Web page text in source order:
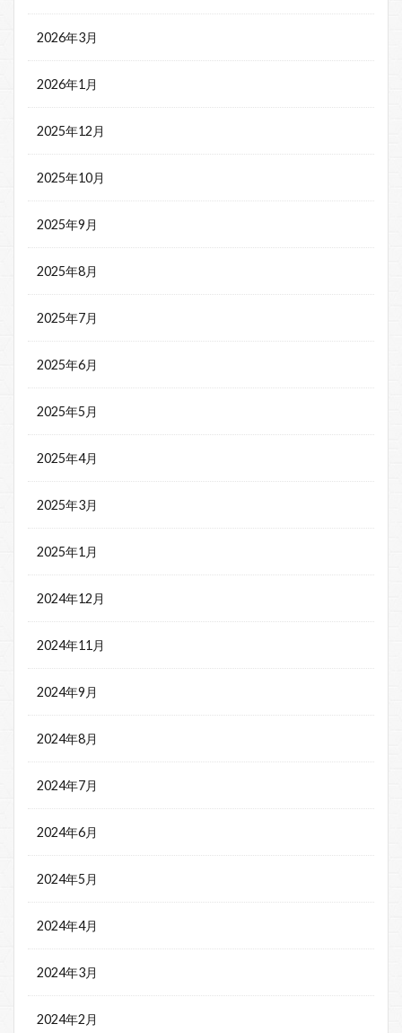
2026年3月
2026年1月
2025年12月
2025年10月
2025年9月
2025年8月
2025年7月
2025年6月
2025年5月
2025年4月
2025年3月
2025年1月
2024年12月
2024年11月
2024年9月
2024年8月
2024年7月
2024年6月
2024年5月
2024年4月
2024年3月
2024年2月